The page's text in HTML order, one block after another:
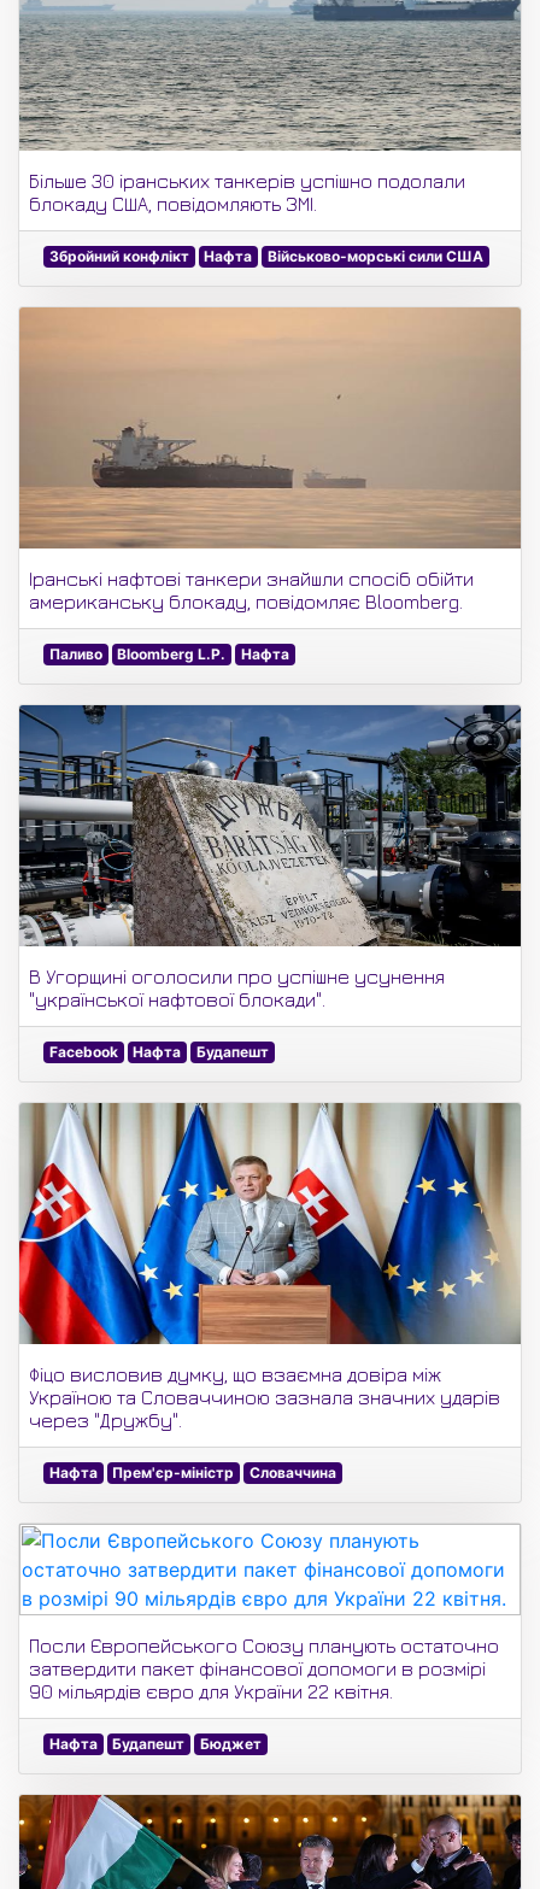
Більше 30 іранських танкерів успішно подолали
блокаду США, повідомляють ЗМІ.
Збройний конфлікт Нафта Військово-морські сили США
Іранські нафтові танкери знайшли спосіб обійти
американську блокаду, повідомляє Bloomberg.
Паливо Bloomberg L.P. Нафта
В Угорщині оголосили про успішне усунення
"української нафтової блокади".
Facebook Нафта Будапешт
Фіцо висловив думку, що взаємна довіра між
Україною та Словаччиною зазнала значних ударів
через "Дружбу".
Нафта Прем'єр-міністр Словаччина
Посли Європейського Союзу планують остаточно
затвердити пакет фінансової допомоги в розмірі
90 мільярдів євро для України 22 квітня.
Нафта Будапешт Бюджет